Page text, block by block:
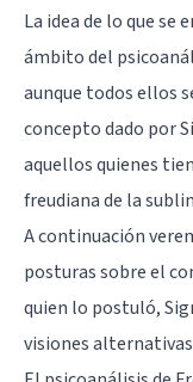
La idea de lo que
ámbito del
aunque todos ellos
concepto dado por
aquellos quienes
freudiana de la
A continuación
posturas sobre el
quien lo postuló,
visiones alternativas